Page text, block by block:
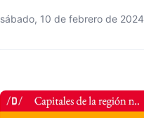
sábado, 10 de febrero de 2024